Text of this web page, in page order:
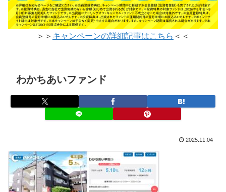
＞＞ キャンペーンの詳細記事はこちら ＜＜
わかちあいファンド
2025.11.04